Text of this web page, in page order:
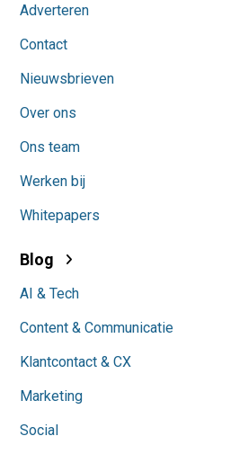
Adverteren
Contact
Nieuwsbrieven
Over ons
Ons team
Werken bij
Whitepapers
Blog
AI & Tech
Content & Communicatie
Klantcontact & CX
Marketing
Social